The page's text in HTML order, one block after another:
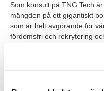
Som konsult på TNG Tech
mängden på ett gigantiskt
som är helt avgörande för
fördomsfri och rekrytering
oss är det din kompetens,
Vi hjälper dig att hitta